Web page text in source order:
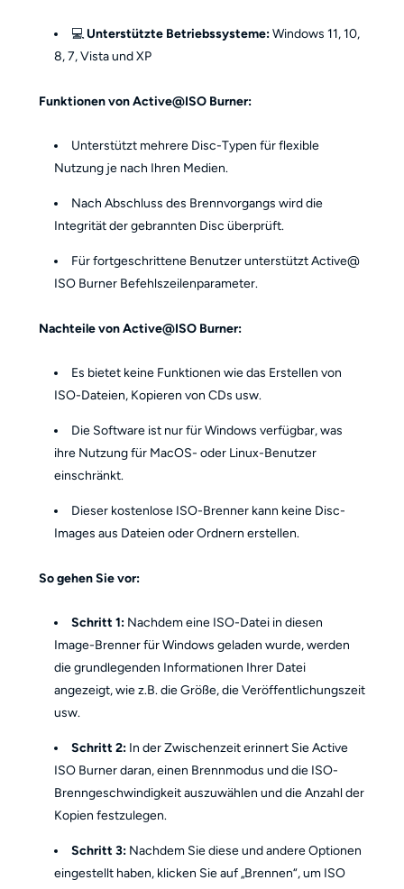
💻 Unterstützte Betriebssysteme:Windows 11, 10,
8, 7, Vista und XP
Funktionen von Active@ISO Burner:
Unterstützt mehrere Disc-Typen für flexible
Nutzung je nach Ihren Medien.
Nach Abschluss des Brennvorgangs wird die
Integrität der gebrannten Disc überprüft.
Für fortgeschrittene Benutzer unterstützt Active@
ISO Burner Befehlszeilenparameter.
Nachteile von Active@ISO Burner:
Es bietet keine Funktionen wie das Erstellen von
ISO-Dateien, Kopieren von CDs usw.
Die Software ist nur für Windows verfügbar, was
ihre Nutzung für MacOS- oder Linux-Benutzer
einschränkt.
Dieser kostenlose ISO-Brenner kann keine Disc-
Images aus Dateien oder Ordnern erstellen.
So gehen Sie vor:
Schritt 1: Nachdem eine ISO-Datei in diesen
Image-Brenner für Windows geladen wurde, werden
die grundlegenden Informationen Ihrer Datei
angezeigt, wie z.B. die Größe, die Veröffentlichungszeit
usw.
Schritt 2: In der Zwischenzeit erinnert Sie Active
ISO Burner daran, einen Brennmodus und die ISO-
Brenngeschwindigkeit auszuwählen und die Anzahl der
Kopien festzulegen.
Schritt 3: Nachdem Sie diese und andere Optionen
eingestellt haben, klicken Sie auf „Brennen“, um ISO